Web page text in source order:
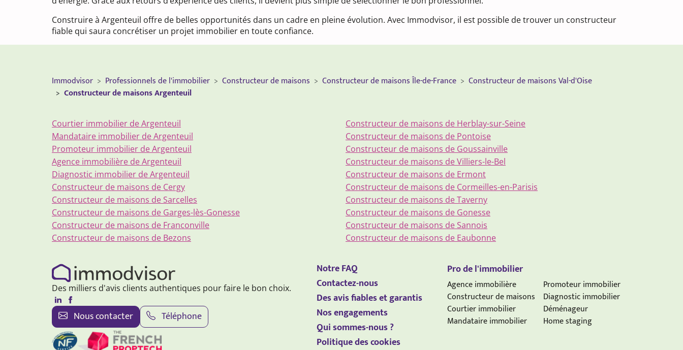
Construire à Argenteuil offre de belles opportunités dans un cadre en pleine évolution. Avec Immodvisor, il est possible de trouver un constructeur
fiable qui saura concrétiser un projet immobilier en toute confiance.
Immodvisor Professionnels de l'immobilier Constructeur de maisons Constructeur de maisons Île-de-France
Constructeur de maisons Val-d'Oise
Constructeur de maisons Argenteuil
Courtier immobilier de Argenteuil
Mandataire immobilier de Argenteuil
Promoteur immobilier de Argenteuil
Agence immobilière de Argenteuil
Diagnostic immobilier de Argenteuil
Constructeur de maisons de Cergy
Constructeur de maisons de Sarcelles
Constructeur de maisons de Garges-lès-Gonesse
Constructeur de maisons de Franconville
Constructeur de maisons de Bezons
Constructeur de maisons de Herblay-sur-Seine
Constructeur de maisons de Pontoise
Constructeur de maisons de Goussainville
Constructeur de maisons de Villiers-le-Bel
Constructeur de maisons de Ermont
Constructeur de maisons de Cormeilles-en-Parisis
Constructeur de maisons de Taverny
Constructeur de maisons de Gonesse
Constructeur de maisons de Sannois
Constructeur de maisons de Eaubonne
Des milliers d'avis clients authentiques pour faire le bon choix.
Nous contacter Téléphone
Notre FAQ
Contactez-nous
Des avis fiables et garantis
Nos engagements
Qui sommes-nous ?
Politique des cookies
Pro de l'immobilier
Agence immobilière
Constructeur de maisons
Courtier immobilier
Mandataire immobilier
Promoteur immobilier
Diagnostic immobilier
Déménageur
Home staging